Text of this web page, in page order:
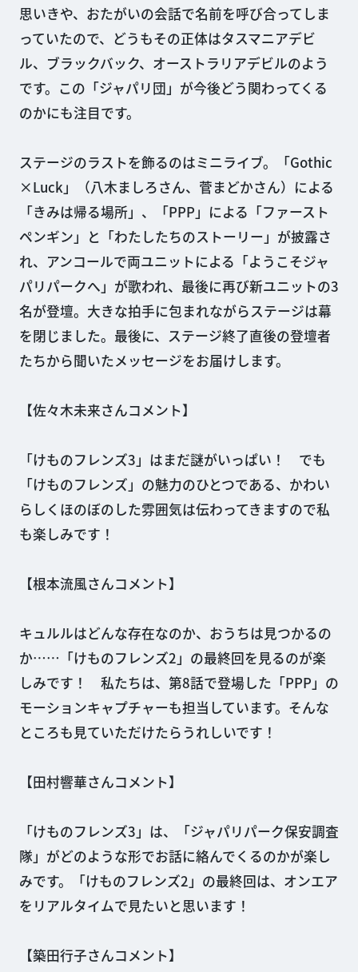
思いきや、おたがいの会話で名前を呼び合ってしま
っていたので、どうもその正体はタスマニアデビ
ル、ブラックバック、オーストラリアデビルのよう
です。この「ジャパリ団」が今後どう関わってくる
のかにも注目です。
ステージのラストを飾るのはミニライブ。「Gothic
×Luck」（八木ましろさん、菅まどかさん）による
「きみは帰る場所」、「PPP」による「ファースト
ペンギン」と「わたしたちのストーリー」が披露さ
れ、アンコールで両ユニットによる「ようこそジャ
パリパークへ」が歌われ、最後に再び新ユニットの3
名が登壇。大きな拍手に包まれながらステージは幕
を閉じました。最後に、ステージ終了直後の登壇者
たちから聞いたメッセージをお届けします。
【佐々木未来さんコメント】
「けものフレンズ3」はまだ謎がいっぱい！ でも
「けものフレンズ」の魅力のひとつである、かわい
らしくほのぼのした雰囲気は伝わってきますので私
も楽しみです！
【根本流風さんコメント】
キュルルはどんな存在なのか、おうちは見つかるの
か……「けものフレンズ2」の最終回を見るのが楽
しみです！ 私たちは、第8話で登場した「PPP」の
モーションキャプチャーも担当しています。そんな
ところも見ていただけたらうれしいです！
【田村響華さんコメント】
「けものフレンズ3」は、「ジャパリパーク保安調査
隊」がどのような形でお話に絡んでくるのかが楽し
みです。「けものフレンズ2」の最終回は、オンエア
をリアルタイムで見たいと思います！
【築田行子さんコメント】